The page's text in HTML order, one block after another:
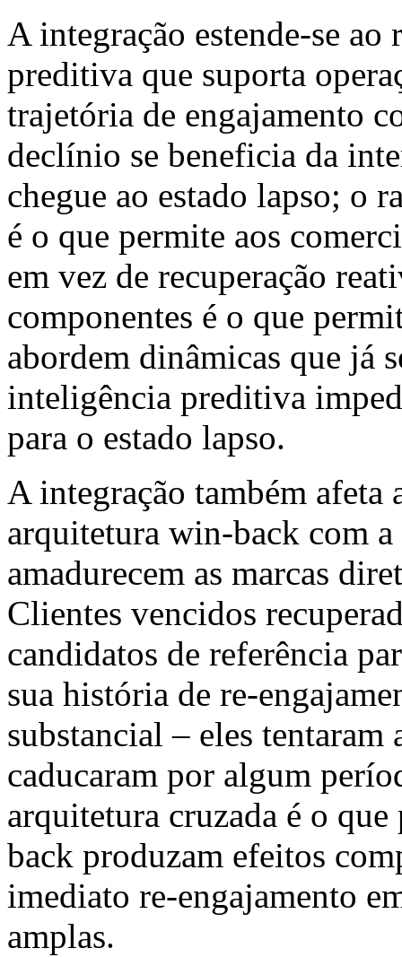
A integração estende-se
preditiva que suporta
trajetória de engajamento
declínio se beneficia da
chegue ao estado lapso; o
é o que permite aos
em vez de recuperação
componentes é o que
abordem dinâmicas que já
inteligência preditiva
para o estado lapso.
A integração também afeta
arquitetura win-back com
amadurecem as marcas
Clientes vencidos
candidatos de referência
sua história de re-
substancial – eles tentaram
caducaram por algum
arquitetura cruzada é o
back produzam efeitos
imediato re-engajamento
amplas.